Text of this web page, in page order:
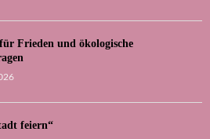
Frieden und ökologische
feiern“